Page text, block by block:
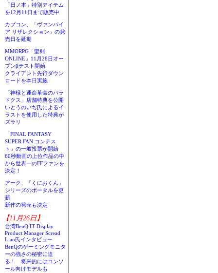
「日ノ本」特別アイテム
を12月11日まで販売中
カプコン、「ヴァンパイ
ア リザレクション」の発
売日を延期
MMORPG「聖剣
ONLINE」11月28日オー
プンβテスト開始
クライアント先行ダウン
ロードを本日実施
「神様と運命革命のパラ
ドクス」店舗特典を公開
いとうのいぢ氏によるイ
ラストを使用した特典が
ズラリ
「FINAL FANTASY
SUPER FAN コンテス
ト」の一般投票が開始
60秒動画の上位作品の中
から世界一のFFファンを
決定！
アーク、「くにおくん」
シリーズのポータルを更
新
新作の発売も決定
【11月26日】
台湾BenQ IT Display
Product Manager Scread
Liao氏インタビュー
BenQのゲーミングモニタ
ーの強さの秘密に迫
る！ 将来的にはコンソ
ール向けモデルも